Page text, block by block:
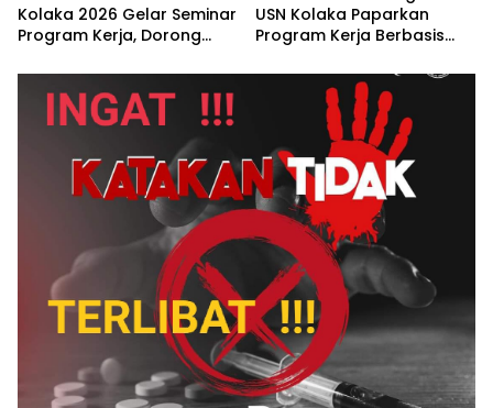
Kolaka 2026 Gelar Seminar
Program Kerja, Dorong
Desa Berdaya dan
Berkelanjutan
USN Kolaka Paparkan
Program Kerja Berbasis